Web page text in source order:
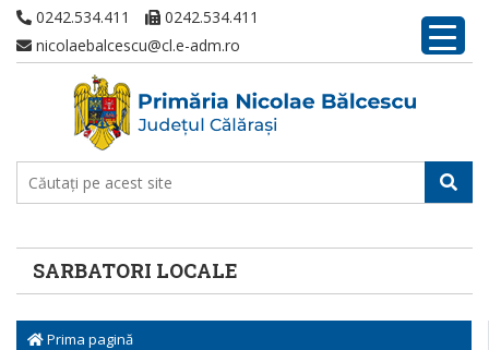
0242.534.411
0242.534.411
nicolaebalcescu@cl.e-adm.ro
SARBATORI LOCALE
Prima pagină